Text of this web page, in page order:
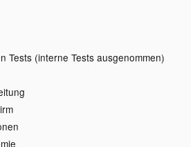
Tests (interne Tests ausgenommen)